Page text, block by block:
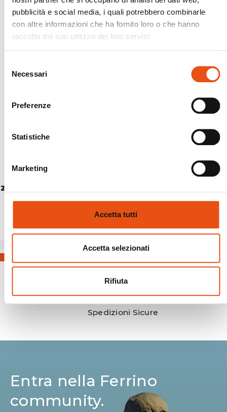
pubblicità e social media, i quali potrebbero combinarle
con altre informazioni che ha fornito loro o che hanno
raccolto dal suo utilizzo dei loro servizi.
delNecessari
Preferenze
Statistiche
Marketing
Accetta tutti
Accetta selezionati
Rifiuta
ZAINO APPALACHIAN 75
€179,90
Spedizioni Sicure
Entra nella Ferrino
community.